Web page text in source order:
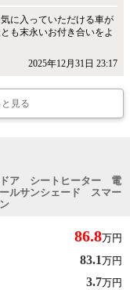
に入っていただける車が
も末永いお付き合いをよ
2025年12月31日 23:17
見る
ア シートヒーター 電
ルサンシェード スマー
86.8万円
83.1万円
3.7万円